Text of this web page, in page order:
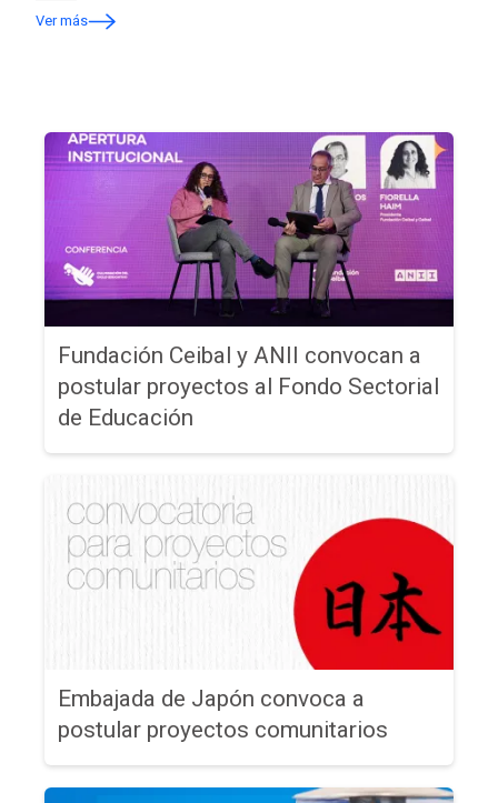
Ver más
Fundación Ceibal y ANII convocan a
postular proyectos al Fondo Sectorial
de Educación
Embajada de Japón convoca a
postular proyectos comunitarios